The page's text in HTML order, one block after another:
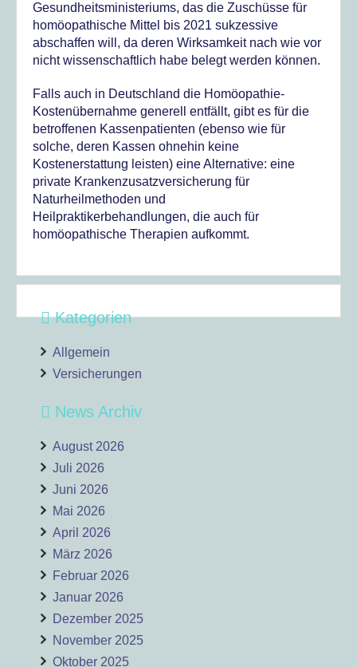
Gesundheitsministeriums, das die Zuschüsse für
homöopathische Mittel bis 2021 sukzessive
abschaffen will, da deren Wirksamkeit nach wie vor
nicht wissenschaftlich habe belegt werden können.
Falls auch in Deutschland die Homöopathie-
Kostenübernahme generell entfällt, gibt es für die
betroffenen Kassenpatienten (ebenso wie für
solche, deren Kassen ohnehin keine
Kostenerstattung leisten) eine Alternative: eine
private Krankenzusatzversicherung für
Naturheilmethoden und
Heilpraktikerbehandlungen, die auch für
homöopathische Therapien aufkommt.
Kategorien
Allgemein
Versicherungen
News Archiv
August 2026
Juli 2026
Juni 2026
Mai 2026
April 2026
März 2026
Februar 2026
Januar 2026
Dezember 2025
November 2025
Oktober 2025